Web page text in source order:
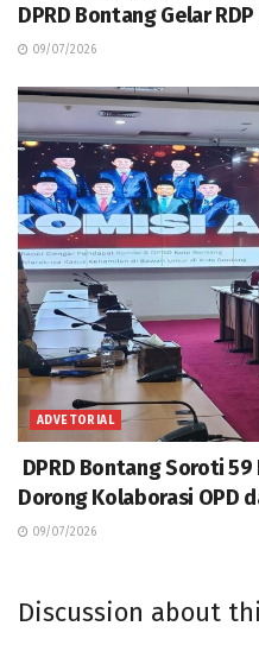
DPRD Bontang Gelar
09/07/2026
ADVETORIAL
DPRD Bontang Soroti
Dorong Kolaborasi OPD
09/07/2026
Discussion about